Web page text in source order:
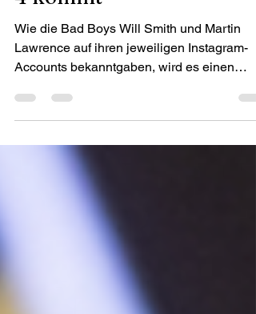
Es ist offiziell: BAD BOYS
4 kommt
Lawrence auf ihren jeweiligen Instagram-
Accounts bekanntgaben, wird es einen
weiteren Teil geben:...